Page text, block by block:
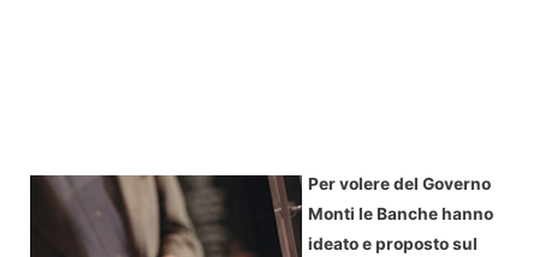
Per volere del Governo
Monti le Banche hanno
ideato e proposto sul